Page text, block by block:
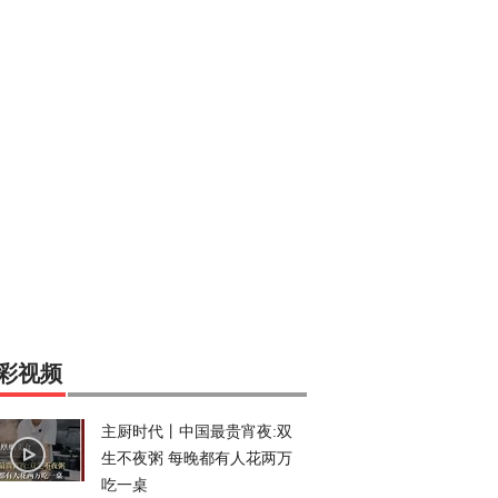
视频
主厨时代丨中国最贵宵夜:双
生不夜粥 每晚都有人花两万
吃一桌